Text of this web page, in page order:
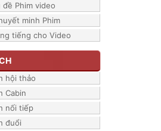
đề Phim video
minh Phim
tiếng cho Video
hội thảo
Cabin
nối tiếp
đuổi